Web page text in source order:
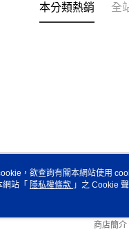
本分類熱銷 全
關於我
商店簡介
，欲查詢有關本網站使用
站「 隱私權條款 」之 Cookie